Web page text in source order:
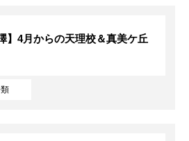
】4月からの天理校＆真美ケ丘